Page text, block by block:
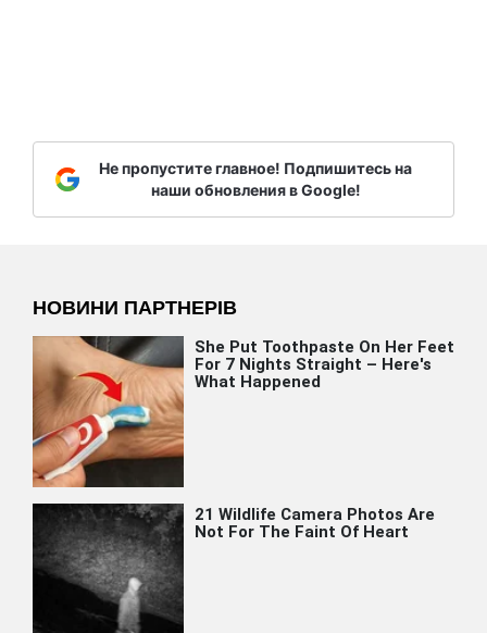
Не пропустите главное! Подпишитесь на
наши обновления в Google!